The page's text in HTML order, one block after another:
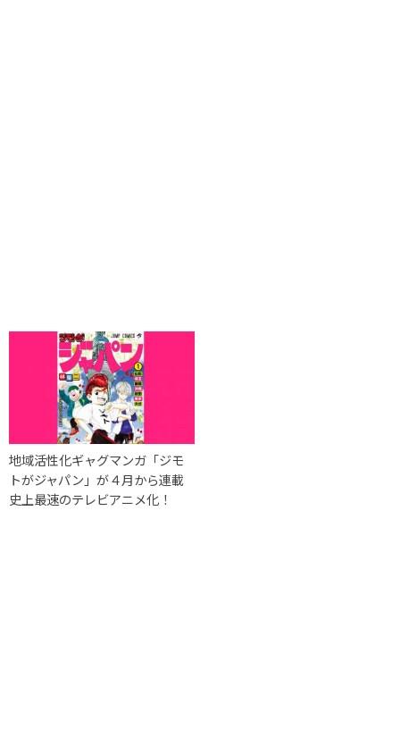
地域活性化ギャグマンガ「ジモ
トがジャパン」が４月から連載
史上最速のテレビアニメ化！